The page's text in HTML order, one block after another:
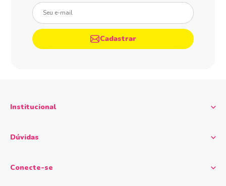
Seu e-mail
Cadastrar
Institucional
Dúvidas
Conecte-se